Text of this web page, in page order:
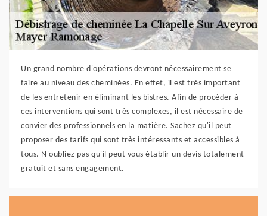
Un grand nombre d'opérations devront nécessairement se
faire au niveau des cheminées. En effet, il est très important
de les entretenir en éliminant les bistres. Afin de procéder à
ces interventions qui sont très complexes, il est nécessaire de
convier des professionnels en la matière. Sachez qu'il peut
proposer des tarifs qui sont très intéressants et accessibles à
tous. N'oubliez pas qu'il peut vous établir un devis totalement
gratuit et sans engagement.